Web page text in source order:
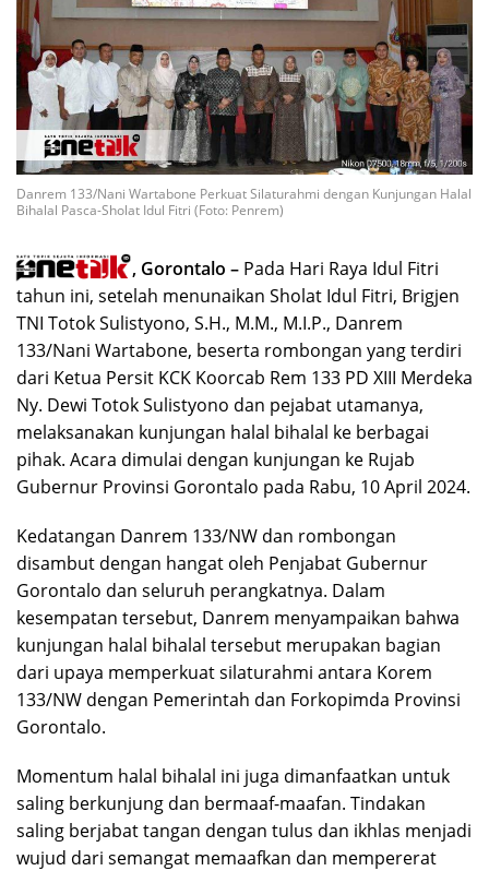
Danrem 133/Nani Wartabone Perkuat Silaturahmi dengan Kunjungan Halal
Bihalal Pasca-Sholat Idul Fitri (Foto: Penrem)
, Gorontalo – Pada Hari Raya Idul Fitri
tahun ini, setelah menunaikan Sholat Idul Fitri, Brigjen
TNI Totok Sulistyono, S.H., M.M., M.I.P., Danrem
133/Nani Wartabone, beserta rombongan yang terdiri
dari Ketua Persit KCK Koorcab Rem 133 PD XIII Merdeka
Ny. Dewi Totok Sulistyono dan pejabat utamanya,
melaksanakan kunjungan halal bihalal ke berbagai
pihak. Acara dimulai dengan kunjungan ke Rujab
Gubernur Provinsi Gorontalo pada Rabu, 10 April 2024.
Kedatangan Danrem 133/NW dan rombongan
disambut dengan hangat oleh Penjabat Gubernur
Gorontalo dan seluruh perangkatnya. Dalam
kesempatan tersebut, Danrem menyampaikan bahwa
kunjungan halal bihalal tersebut merupakan bagian
dari upaya memperkuat silaturahmi antara Korem
133/NW dengan Pemerintah dan Forkopimda Provinsi
Gorontalo.
Momentum halal bihalal ini juga dimanfaatkan untuk
saling berkunjung dan bermaaf-maafan. Tindakan
saling berjabat tangan dengan tulus dan ikhlas menjadi
wujud dari semangat memaafkan dan mempererat